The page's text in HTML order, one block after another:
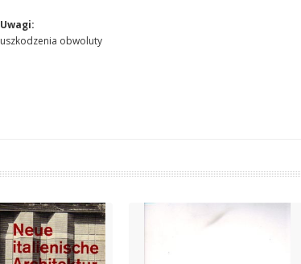
Uwagi:
uszkodzenia obwoluty